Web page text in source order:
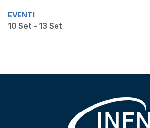
EVENTI
10 Set - 13 Set